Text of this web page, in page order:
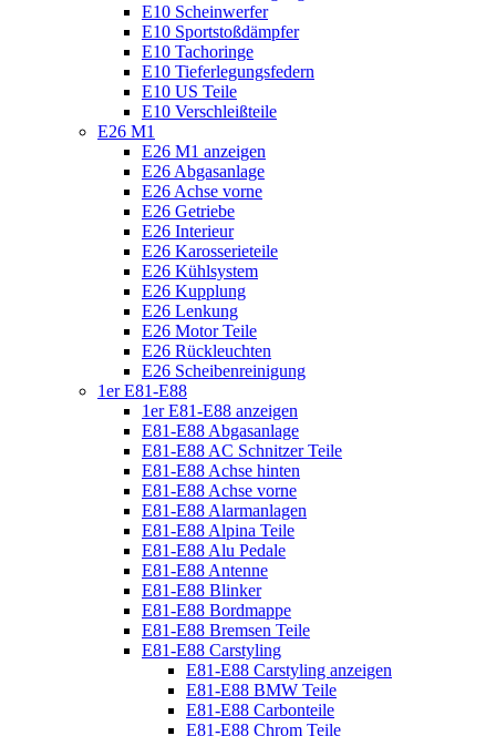
E10 Scheinwerfer
E10 Sportstoßdämpfer
E10 Tachoringe
E10 Tieferlegungsfedern
E10 US Teile
E10 Verschleißteile
E26 M1
E26 M1 anzeigen
E26 Abgasanlage
E26 Achse vorne
E26 Getriebe
E26 Interieur
E26 Karosserieteile
E26 Kühlsystem
E26 Kupplung
E26 Lenkung
E26 Motor Teile
E26 Rückleuchten
E26 Scheibenreinigung
1er E81-E88
1er E81-E88 anzeigen
E81-E88 Abgasanlage
E81-E88 AC Schnitzer Teile
E81-E88 Achse hinten
E81-E88 Achse vorne
E81-E88 Alarmanlagen
E81-E88 Alpina Teile
E81-E88 Alu Pedale
E81-E88 Antenne
E81-E88 Blinker
E81-E88 Bordmappe
E81-E88 Bremsen Teile
E81-E88 Carstyling
E81-E88 Carstyling anzeigen
E81-E88 BMW Teile
E81-E88 Carbonteile
E81-E88 Chrom Teile